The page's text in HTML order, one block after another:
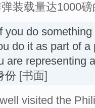
装载量达1000磅
you do something
do it as part of
are representing
份 [书面]
visited the